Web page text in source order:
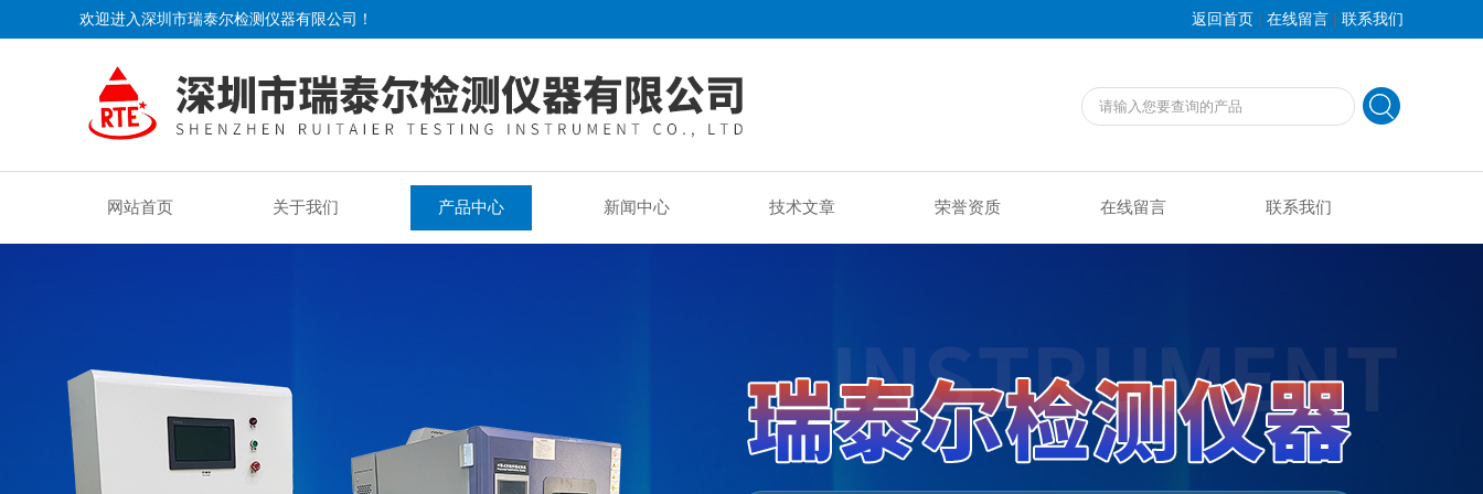
欢迎进入深圳市瑞泰尔检测仪器有限公司！ 返回首页 | 在线留言 | 联系我们
网站首页 关于我们 产品中心 新闻中心 技术文章 荣誉资质 在线留言 联系我们